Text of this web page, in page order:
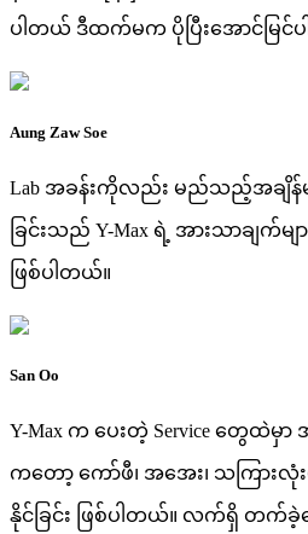
ပါတယ် ဒီထက်မက ပိုပြီးအောင်မြင်ပ
Aung Zaw Soe
Lab အခန်းကိုလည်း မည်သည့်အချိန်
ခြင်းသည် Y-Max ရဲ့ အားသာချက်
ဖြစ်ပါတယ်။
San Oo
Y-Max က ပေးတဲ့ Service တွေထဲမှ
ကတော့ ကော်ဖီ၊ အအေး၊ သကြားလုံ
နိုင်ခြင်း ဖြစ်ပါတယ်။ လက်ရှိ တက်